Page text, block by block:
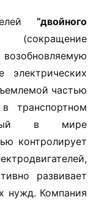
​”двойного
​ (сокращение
электрических
частью
транспортном
в мире
контролирует
развивает
нужд. Компания